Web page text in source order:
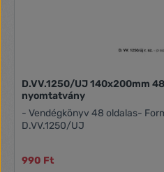
D.VV.1250/UJ 140x200mm
nyomtatvány
- Vendégkönyv 48 oldalas-
D.VV.1250/UJ
990 Ft